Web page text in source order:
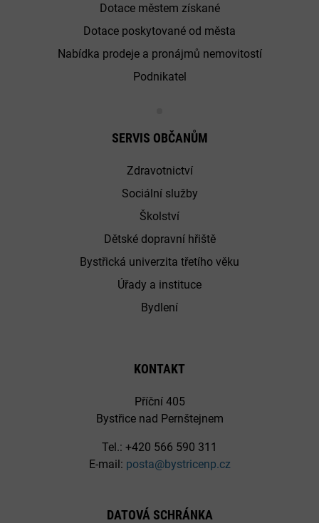
Dotace městem získané
Dotace poskytované od města
Nabídka prodeje a pronájmů nemovitostí
Podnikatel
SERVIS OBČANŮM
Zdravotnictví
Sociální služby
Školství
Dětské dopravní hřiště
Bystřická univerzita třetího věku
Úřady a instituce
Bydlení
KONTAKT
Příční 405
Bystřice nad Pernštejnem
Tel.: +420 566 590 311
E-mail: posta@bystricenp.cz
DATOVÁ SCHRÁNKA